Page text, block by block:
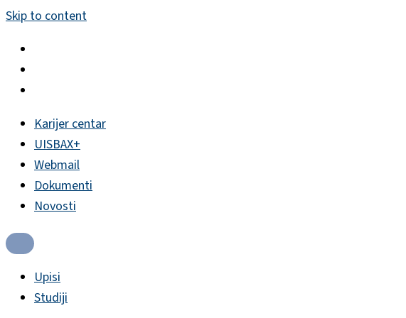
Skip to content
Karijer centar
UISBAX+
Webmail
Dokumenti
Novosti
Upisi
Studiji